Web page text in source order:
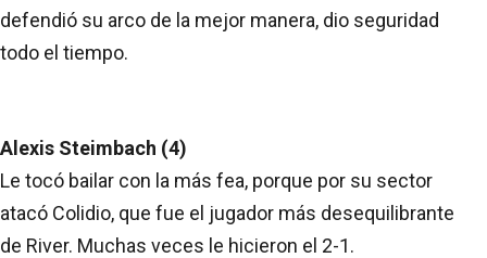
defendió su arco de la mejor manera, dio seguridad
todo el tiempo.
Alexis Steimbach (4)
Le tocó bailar con la más fea, porque por su sector
atacó Colidio, que fue el jugador más desequilibrante
de River. Muchas veces le hicieron el 2-1.